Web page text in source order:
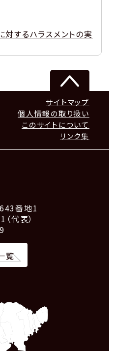
するハラスメントの実
サイトマップ
個人情報の取り扱い
このサイトについて
リンク集
番地1
代表）
覧